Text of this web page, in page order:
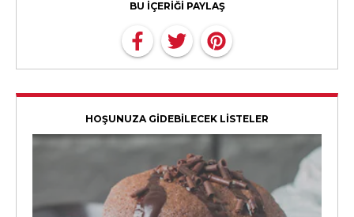
BU İÇERİĞİ PAYLAŞ
HOŞUNUZA GİDEBİLECEK LİSTELER